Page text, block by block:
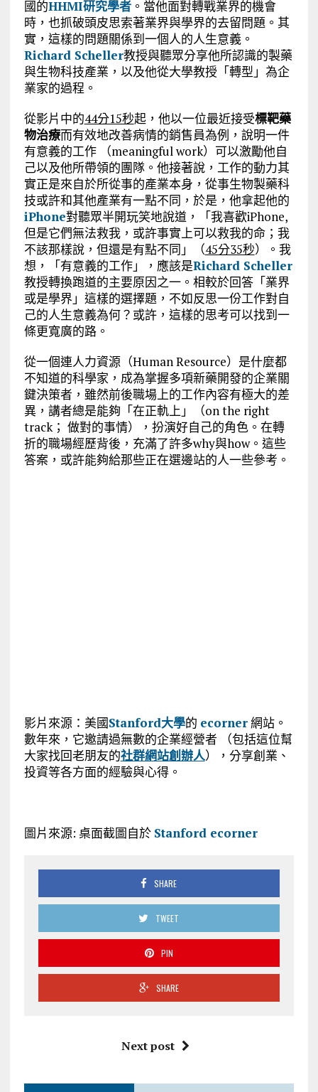
國的HHMI研究學者。當他面對轉戰業界的機會
時，也抓破頭皮思索著業界與學界的去留問題。其
實，這樣的問題關係到一個人的人生意義。
Richard Scheller教授與聽眾分享他所認識的製藥
與生物科技產業，以及他從大學教授「轉型」為企
業家的過程。
從影片中的44分15秒起，他以一位最近接受標靶藥
物治療而有效地改善病情的銷售員為例，說明一件
有意義的工作 （meaningful work）可以激勵他自
己以及他所帶領的團隊。他接著說，工作的動力其
實正是來自於所從事的產業本身，從事生物製藥科
技或許和其他產業有一點不同，於是，他拿起他的
iPhone對聽眾半開玩笑地說道，「我喜歡iPhone,
但是它們無法救我，或許事實上可以救我的命；我
不該那樣說，但還是有點不同」（45分35秒）。我
想，「有意義的工作」，應該是Richard Scheller
教授轉換跑道的主要原因之一。相較於回答「業界
或是學界」這樣的選擇題，不如反思一份工作對自
己的人生意義為何？或許，這樣的思考可以找到一
條更寬廣的路。
從一個連人力資源（Human Resource）是什麼都
不知道的科學家，成為掌握多項新藥開發的企業關
鍵決策者，雖然前後職場上的工作內容有極大的差
異，講者總是能夠「在正軌上」（on the right
track； 做對的事情），扮演好自己的角色。在轉
折的職場經歷背後，充滿了許多why與how。這些
答案，或許能夠給那些正在選邊站的人一些參考。
影片來源：美國Stanford大學的 ecorner網站。
數年來，它邀請過無數的企業經營者 （包括這位幫
大家找回老朋友的社群網站創辦人），分享創業、
投資等各方面的經驗與心得。
圖片來源: 桌面截圖自於 Stanford ecorner
SHARE
TWEET
PIN
SHARE
Next post